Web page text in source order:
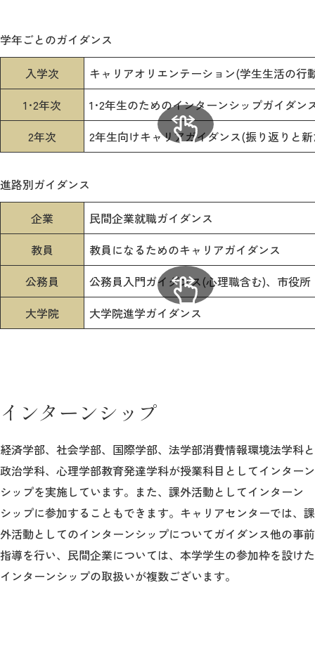
学年ごとのガイダンス
入学次
キャリアオリエンテーション(学生生活の行
1･2年次
1･2年生のためのインターンシップガイダン
2年次
2年生向けキャリアガイダンス(振り返りと
進路別ガイダンス
企業
民間企業就職ガイダンス
教員
教員になるためのキャリアガイダンス
公務員
公務員入門ガイダンス(心理職含む)、市役
大学院
大学院進学ガイダンス
インターンシップ
経済学部、社会学部、国際学部、法学部消費情報環境法学科と
政治学科、心理学部教育発達学科が授業科目としてインターン
シップを実施しています。また、課外活動としてインターン
シップに参加することもできます。キャリアセンターでは、課
外活動としてのインターンシップについてガイダンス他の事前
指導を行い、民間企業については、本学学生の参加枠を設けた
インターンシップの取扱いが複数ございます。